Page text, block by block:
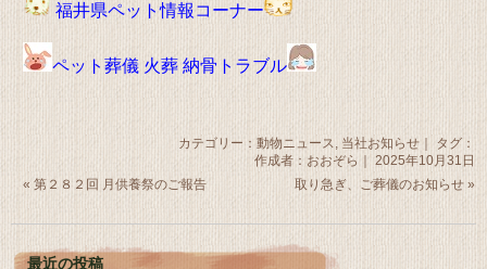
福井県ペット情報コーナー
ペット葬儀 火葬 納骨トラブル
カテゴリー： 動物ニュース, 当社お知らせ｜ タグ：
作成者：おおぞら｜ 2025年10月31日
«第２８２回 月供養祭のご報告 取り急ぎ、ご葬儀のお知らせ»
最近の投稿